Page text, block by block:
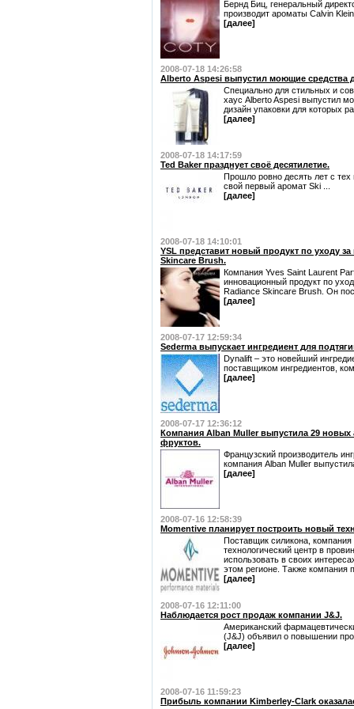
Бернд Биц, генеральный
производит ароматы Calvin
[далее]
2008-07-18 14:26:58
Alberto Aspesi выпустил моющие средства
Специально для стильных и
хаус Alberto Aspesi выпустил
дизайн упаковки для которых
[далее]
2008-07-18 14:17:59
Ted Baker празднует своё десятилетие.
Прошло ровно десять лет с тех
свой первый аромат Ski ...
[далее]
2008-07-18 14:10:01
YSL представит новый продукт по уходу
Skincare Brush.
Компания Yves Saint Laurent
инновационный продукт по
Radiance Skincare Brush. Он
[далее]
2008-07-17 12:59:34
Sederma выпускает ингредиент для
Dynalift – это новейший
поставщиком ингредиентов,
[далее]
2008-07-17 12:36:12
Компания Alban Muller выпустила 29 новых
фруктов.
Французский производитель
компания Alban Muller
[далее]
2008-07-16 12:58:39
Momentive планирует построить новый
Поставщик силикона,
технологический центр в
использовать в своих
этом регионе. Также компания
[далее]
2008-07-16 12:11:00
Наблюдается рост продаж компании J&J.
Американский
(J&J) объявил о повышении
[далее]
2008-07-16 11:59:23
Прибыль компании Kimberley-Clark